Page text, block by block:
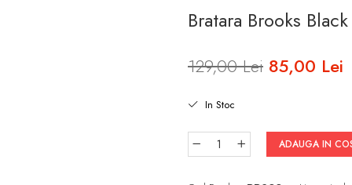
Bratara Brooks
129,00 Lei 85,00 Lei
In Stoc
ADAUGA IN